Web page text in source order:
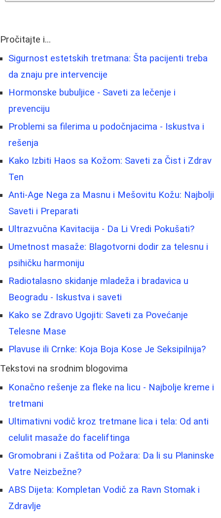
Pročitajte i...
Sigurnost estetskih tretmana: Šta pacijenti treba
da znaju pre intervencije
Hormonske bubuljice - Saveti za lečenje i
prevenciju
Problemi sa filerima u podočnjacima - Iskustva i
rešenja
Kako Izbiti Haos sa Kožom: Saveti za Čist i Zdrav
Ten
Anti-Age Nega za Masnu i Mešovitu Kožu: Najbolji
Saveti i Preparati
Ultrazvučna Kavitacija - Da Li Vredi Pokušati?
Umetnost masaže: Blagotvorni dodir za telesnu i
psihičku harmoniju
Radiotalasno skidanje mladeža i bradavica u
Beogradu - Iskustva i saveti
Kako se Zdravo Ugojiti: Saveti za Povećanje
Telesne Mase
Plavuse ili Crnke: Koja Boja Kose Je Seksipilnija?
Tekstovi na srodnim blogovima
Konačno rešenje za fleke na licu - Najbolje kreme i
tretmani
Ultimativni vodič kroz tretmane lica i tela: Od anti
celulit masaže do faceliftinga
Gromobrani i Zaštita od Požara: Da li su Planinske
Vatre Neizbežne?
ABS Dijeta: Kompletan Vodič za Ravn Stomak i
Zdravlje